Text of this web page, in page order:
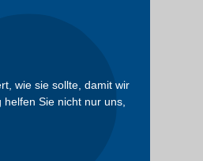
wie sie sollte, damit wir
Sie nicht nur uns,